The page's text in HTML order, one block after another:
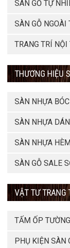
SÀN GỖ TỰ
SÀN GỖ NGOÀI
TRANG TRÍ NỘI
THƯƠNG HIỆU
SÀN NHỰA
SÀN NHỰA
SÀN NHỰA
SÀN GỖ SALE
VẬT TƯ TRANG
TẤM ỐP TƯỜNG
PHỤ KIỆN SÀN